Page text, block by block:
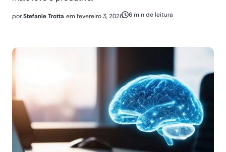
porStefanie Trotta em fevereiro 3, 2026 6 min de leitura